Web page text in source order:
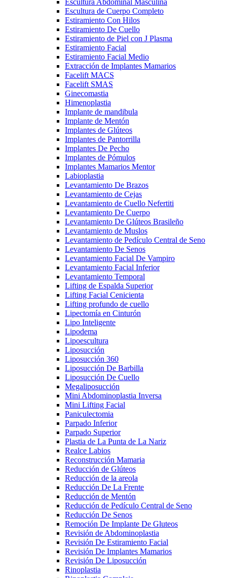
Escultura de Cuerpo Completo
Estiramiento Con Hilos
Estiramiento De Cuello
Estiramiento de Piel con J Plasma
Estiramiento Facial
Estiramiento Facial Medio
Extracción de Implantes Mamarios
Facelift MACS
Facelift SMAS
Ginecomastia
Himenoplastia
Implante de mandibula
Implante de Mentón
Implantes de Glúteos
Implantes de Pantorrilla
Implantes De Pecho
Implantes de Pómulos
Implantes Mamarios Mentor
Labioplastia
Levantamiento De Brazos
Levantamiento de Cejas
Levantamiento de Cuello Nefertiti
Levantamiento De Cuerpo
Levantamiento De Glúteos Brasileño
Levantamiento de Muslos
Levantamiento de Pedículo Central de Seno
Levantamiento De Senos
Levantamiento Facial De Vampiro
Levantamiento Facial Inferior
Levantamiento Temporal
Lifting de Espalda Superior
Lifting Facial Cenicienta
Lifting profundo de cuello
Lipectomía en Cinturón
Lipo Inteligente
Lipodema
Lipoescultura
Liposucción
Liposucción 360
Liposucción De Barbilla
Liposucción De Cuello
Megaliposucción
Mini Abdominoplastia Inversa
Mini Lifting Facial
Paniculectomia
Parpado Inferior
Parpado Superior
Plastia de La Punta de La Nariz
Realce Labios
Reconstrucción Mamaria
Reducción de Glúteos
Reducción de la areola
Reducción De La Frente
Reducción de Mentón
Reducción de Pedículo Central de Seno
Reducción De Senos
Remoción De Implante De Gluteos
Revisión de Abdominoplastia
Revisión De Estiramiento Facial
Revisión De Implantes Mamarios
Revisión De Liposucción
Rinoplastia